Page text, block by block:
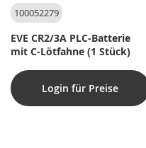
100052279
EVE CR2/3A PLC-Batterie
mit C-Lötfahne (1 Stück)
Login für Preise